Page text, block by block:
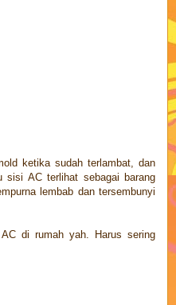
ketika sudah terlambat, dan
sisi AC terlihat sebagai barang
lembab dan tersembunyi
di rumah yah. Harus sering